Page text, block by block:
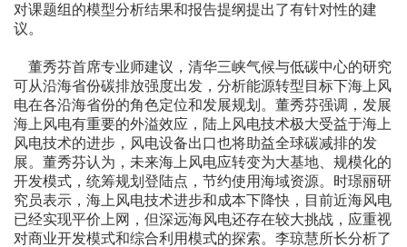
对课题组的模型分析结果和报告提纲提出了有针对性的建
议。
董秀芬首席专业师建议，清华三峡气候与低碳中心的研究
可从沿海省份碳排放强度出发，分析能源转型目标下海上风
电在各沿海省份的角色定位和发展规划。董秀芬强调，发展
海上风电有重要的外溢效应，陆上风电技术极大受益于海上
风电技术的进步，风电设备出口也将助益全球碳减排的发
展。董秀芬认为，未来海上风电应转变为大基地、规模化的
开发模式，统筹规划登陆点，节约使用海域资源。时璟丽研
究员表示，海上风电技术进步和成本下降快，目前近海风电
已经实现平价上网，但深远海风电还存在较大挑战，应重视
对商业开发模式和综合利用模式的探索。李琼慧所长分析了